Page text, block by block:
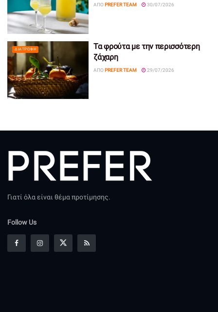
ΑΠΌ PREFER TEAM 30/07/2026
ΔΙΑΤΡΟΦΉ
Τα φρούτα με την περισσότερη
ζάχαρη
ΑΠΌ PREFER TEAM 29/07/2026
Γιατί όλα είναι θέμα προτίμησης.
Follow Us